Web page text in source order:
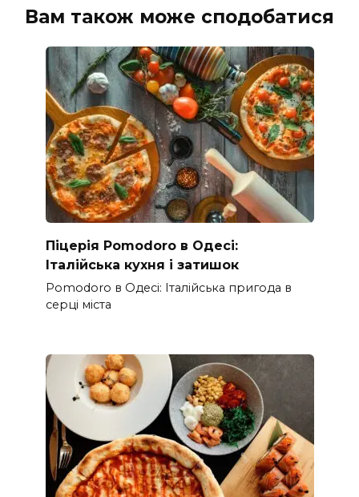
Вам також може сподобатися
Піцерія Pomodoro в Одесі:
Італійська кухня і затишок
Pomodoro в Одесі: Італійська пригода в
серці міста